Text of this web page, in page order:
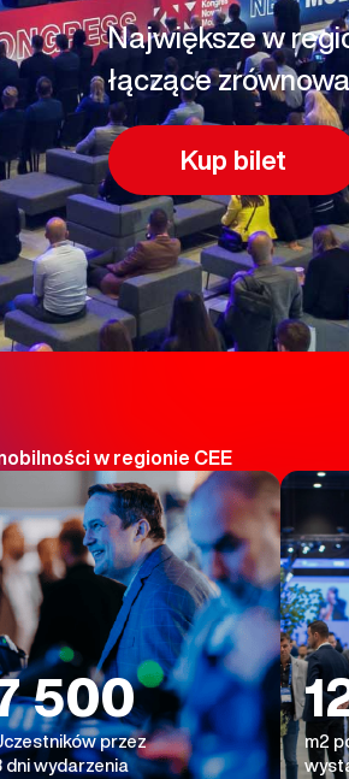
Największe w
łączące
Kup bilet
w regionie CEE
500
przez
dni wydarzenia
m2